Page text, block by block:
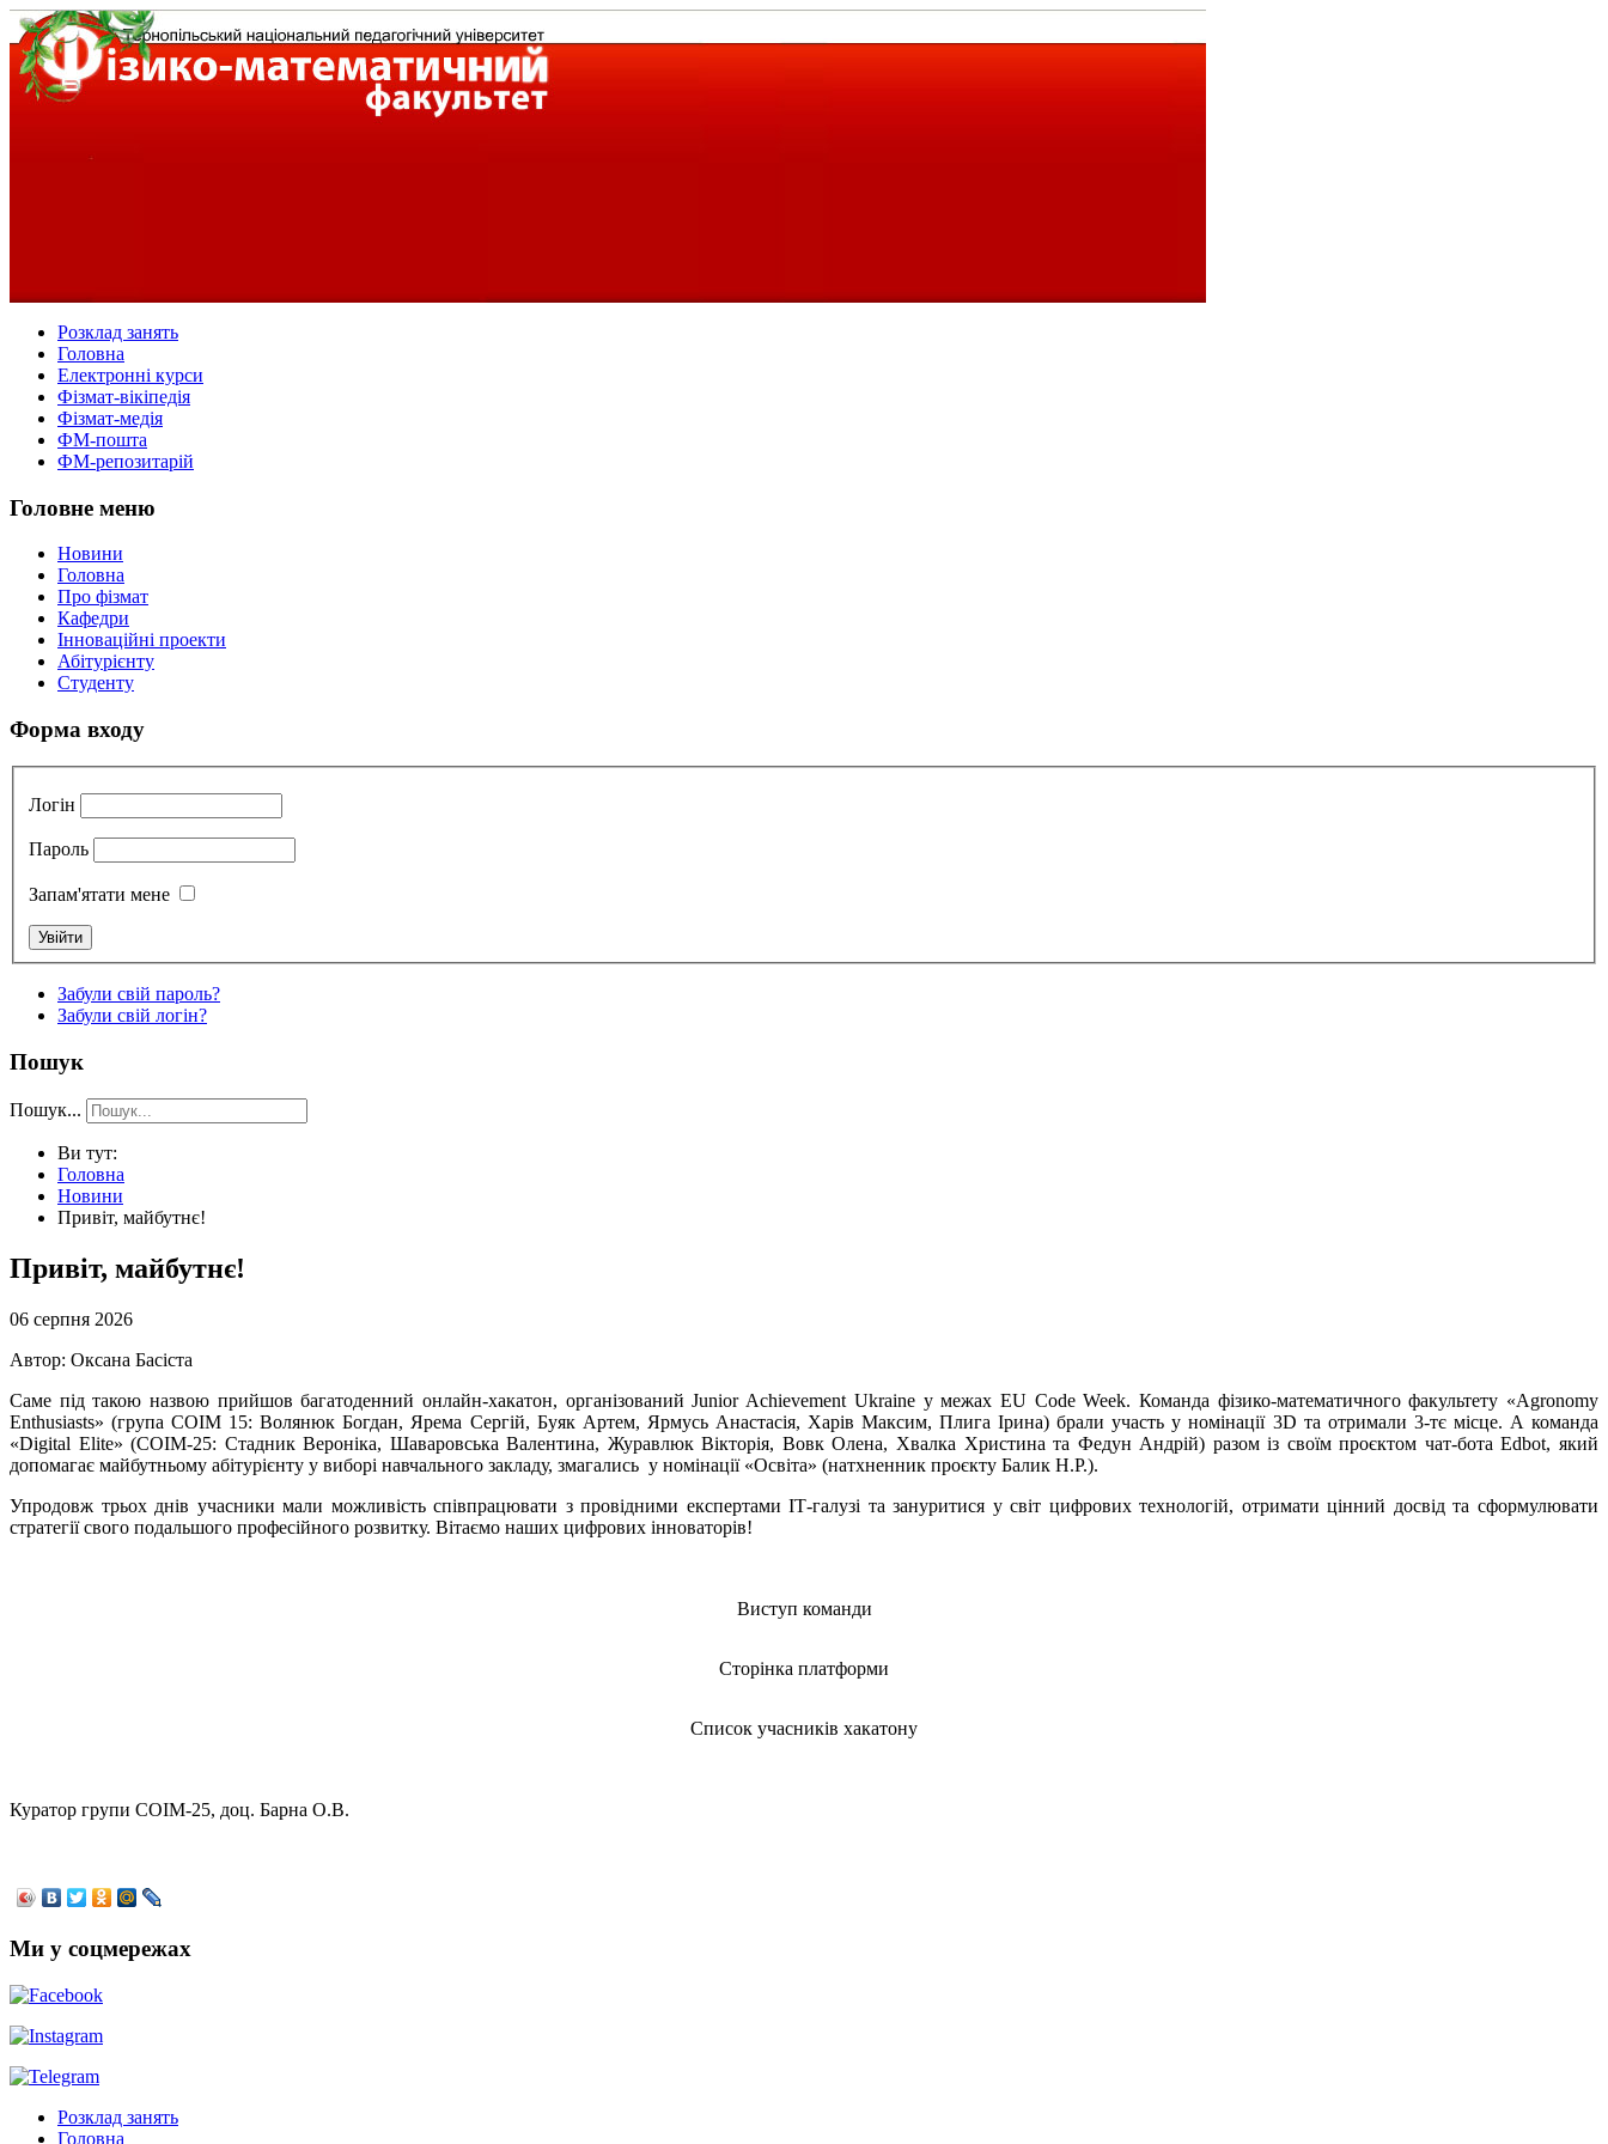
Розклад занять
Головна
Електронні курси
Фізмат-вікіпедія
Фізмат-медія
ФМ-пошта
ФМ-репозитарій
Головне меню
Новини
Головна
Про фізмат
Кафедри
Інноваційні проекти
Абітурієнту
Студенту
Форма входу
Логін
Пароль
Запам'ятати мене
Забули свій пароль?
Забули свій логін?
Пошук
Пошук...
Ви тут:
Головна
Новини
Привіт, майбутнє!
Привіт, майбутнє!
06 серпня 2026
Автор: Оксана Басіста
Саме під такою назвою прийшов багатоденний онлайн-хакатон, організований Junior Achievement Ukraine у межах EU Code Week. Команда фізико-математичного факультету «Agronomy
Enthusiasts» (група СОІМ 15: Волянюк Богдан, Ярема Сергій, Буяк Артем, Ярмусь Анастасія, Харів Максим, Плига Ірина) брали участь у номінації 3D та отримали 3-тє місце. А команда
«Digital Elite» (СОІМ-25: Стадник Вероніка, Шаваровська Валентина, Журавлюк Вікторія, Вовк Олена, Хвалка Христина та Федун Андрій) разом із своїм проєктом чат-бота Edbot, який
допомагає майбутньому абітурієнту у виборі навчального закладу, змагались у номінації «Освіта» (натхненник проєкту Балик Н.Р.).
Упродовж трьох днів учасники мали можливість співпрацювати з провідними експертами ІТ-галузі та зануритися у світ цифрових технологій, отримати цінний досвід та сформулювати
стратегії свого подальшого професійного розвитку. Вітаємо наших цифрових інноваторів!
Виступ команди
Сторінка платформи
Список учасників хакатону
Куратор групи СОІМ-25, доц. Барна О.В.
Ми у соцмережах
Розклад занять
Головна